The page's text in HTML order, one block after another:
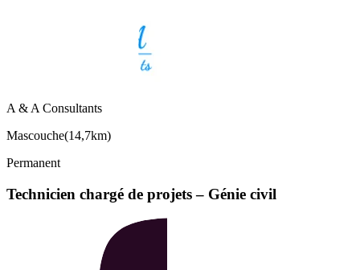
A & A Consultants
Mascouche(14,7km)
Permanent
Technicien chargé de projets – Génie civil